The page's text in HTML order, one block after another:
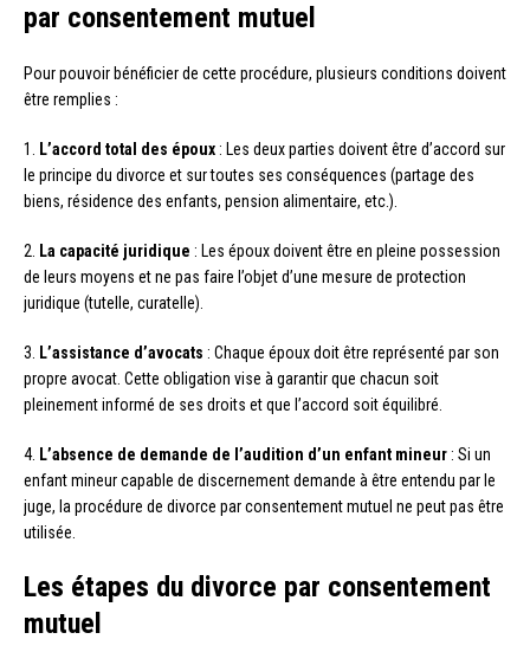
par consentement mutuel
Pour pouvoir bénéficier de cette procédure, plusieurs conditions doivent
être remplies :
1. L’accord total des époux : Les deux parties doivent être d’accord sur
le principe du divorce et sur toutes ses conséquences (partage des
biens, résidence des enfants, pension alimentaire, etc.).
2. La capacité juridique : Les époux doivent être en pleine possession
de leurs moyens et ne pas faire l’objet d’une mesure de protection
juridique (tutelle, curatelle).
3. L’assistance d’avocats : Chaque époux doit être représenté par son
propre avocat. Cette obligation vise à garantir que chacun soit
pleinement informé de ses droits et que l’accord soit équilibré.
4. L’absence de demande de l’audition d’un enfant mineur : Si un
enfant mineur capable de discernement demande à être entendu par le
juge, la procédure de divorce par consentement mutuel ne peut pas être
utilisée.
Les étapes du divorce par consentement
mutuel